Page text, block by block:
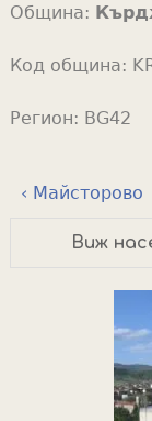
Община:
Код община:
Регион: BG42
‹ Майсторово
Виж